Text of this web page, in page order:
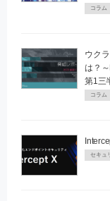
コラム
ウク
は？
第1三
コラム